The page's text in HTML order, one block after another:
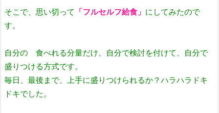
そこで、思い切って 「フルセルフ給食」 にしてみたので
す。
自分の 食べれる分量だけ、自分で検討を付けて、自分で
盛りつける方式です。
毎日、最後まで、上手に盛りつけられるか？ハラハラドキ
ドキでした。